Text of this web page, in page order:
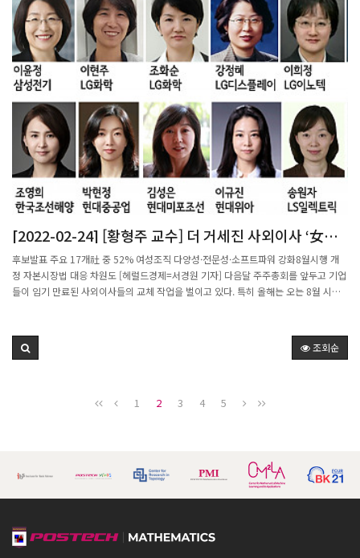
는 △이동현 포항공과대학교 조교수 △서정필 대구경북과학기술원 부교수 △이정현
충남대학교 부교수 △정충원 서울대학교 조교수 △류홍열 경북대학교 조교수 △이보
경 동아대학교 조교수 △이민호 한림대학교 조교수 △김유형 서울대학교병원 연구전
담교수 △이윤희 서울대학교 부교수 △박상욱 서울대학교 조교수 △표석훈 울산과학
기술원 부교수 △김영기 포항공과대학교 조교수 △강동원 중앙대학교 부교수 △차옥
균 성신여자대학교 조교수 △차효정 경북대학교 조교수 등이다.한우물파기 사업 대상
자 선정은 는 지난해 11월 공고 후 신청한 207명의 연구자를 대상으로 토론평가, 발표
평가를 거쳤다.선정작업에 참여한 전담평가단은 단순히 연구과제 선정에 그치지 않고
연구수행 과정에서의 연구내용 및 방향에 대한 컨설팅, 네트워크 구축을 위한 정기워크
숍까지 맡아 지속적인 지원을 한다.한우물파기 외에도, 과기정통부는 2023년 상반기
개인기초연구사업으로 세종과학펠로우십, 생애첫연구, 우수신진연구, 중견연구 등
1634개 과제를 선정해 2181억원을 지원한다.이창윤 과기정통부 연구개발정책실장은
"성공 가능성이 높지 않아도 젊은 연구자들이 창의·도전적 연구를 장기간 수행할 수
있도록 한우물파기 연구를 신설했다"며 "젊은 연구자들이 기존 연구의 패러다임 혁신
을 일으킬 수 있는 핵심연구를 조기에 장기적으로 수행하여 세계적인 연구성과를 창출
고 밝혔다.출처:젊은 과학·기술 연구자 15명, 10년간 장기지원 받는다 (news1.kr)
[2022-02-24] [황형주 교수] 더 거세진 사외이사 ‘女風
당당’ [비즈360]
후보발표 주요 17개社 중 52% 여성조직 다양성·전문성·소프트파워 강화8월시행 개
정 자본시장법 대응 차원도 [헤럴드경제=서경원 기자] 다음달 주주총회를 앞두고 기업
들이 임기 만료된 사외이사들의 교체 작업을 벌이고 있다. 특히 올해는 오는 8월 시행
워를 활용, ESG(환경·사회·지배구조) 대응력을 강화하겠다는 전략이다.최근 국내 기
업들은 정기 주주총회 소집 결의를 공시하면서 신규 선임 사외이사 후보자를 잇따라 발
(52%)이 여성이다.삼성전자는 다음달 16일 열리는 주총에서 한화진 국가과학기술인
며 “ESG(환경·사회·지배구조) 전문성을 가지고 크게 활약할 것으로 기대된다”고 밝
혔다. 삼성전기도 같은날 주총에서 이윤정 김앤장법률사무소 변호사를 신임 사외이사
로 세울 예정이다. 이 변호사 역시 현재 한국환경법학회 부회장과 환경부 고문 변호사
화학공학과)와 조화순 연세대 교수(정치외교학과)를 신임 사외이사 후보자로 이름을
올렸다. LG화학은 이 후보자에 대해 “국제적으로 주목 받고 있는 젊은 학자”라며 “화
조회순
1 2 3 4 5